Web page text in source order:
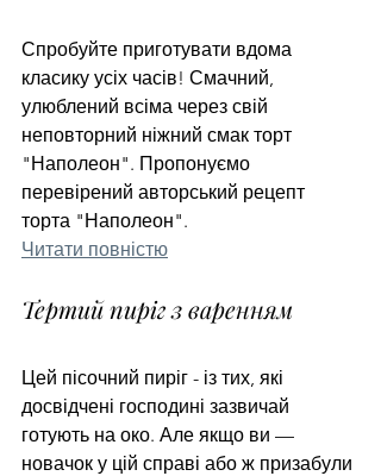
Спробуйте приготувати вдома
класику усіх часів! Смачний,
улюблений всіма через свій
неповторний ніжний смак торт
"Наполеон". Пропонуємо
перевірений авторський рецепт
торта "Наполеон".
Читати повністю
Тертий пиріг з варенням
Цей пісочний пиріг - із тих, які
досвідчені господині зазвичай
готують на око. Але якщо ви —
новачок у цій справі або ж призабули